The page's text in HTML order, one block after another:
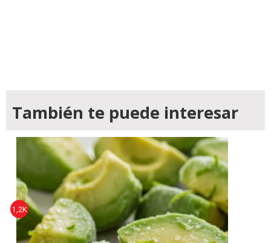
También te puede interesar
1,2K